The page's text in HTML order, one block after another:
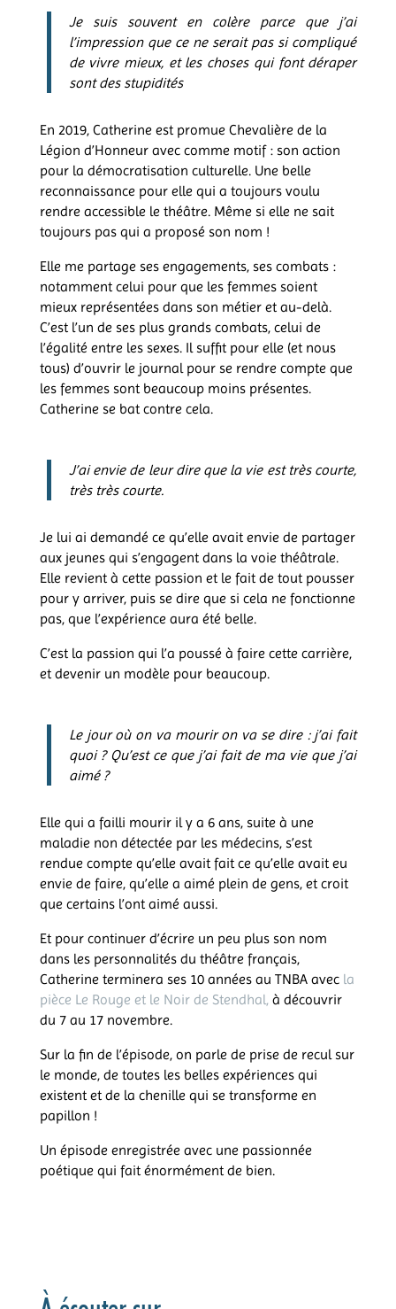
Je suis souvent en colère parce que j’ai
l’impression que ce ne serait pas si compliqué
de vivre mieux, et les choses qui font déraper
sont des stupidités
En 2019, Catherine est promue Chevalière de la
Légion d’Honneur avec comme motif : son action
pour la démocratisation culturelle. Une belle
reconnaissance pour elle qui a toujours voulu
rendre accessible le théâtre. Même si elle ne sait
toujours pas qui a proposé son nom !
Elle me partage ses engagements, ses combats :
notamment celui pour que les femmes soient
mieux représentées dans son métier et au-delà.
C’est l’un de ses plus grands combats, celui de
l’égalité entre les sexes. Il suffit pour elle (et nous
tous) d’ouvrir le journal pour se rendre compte que
les femmes sont beaucoup moins présentes.
Catherine se bat contre cela.
J’ai envie de leur dire que la vie est très courte,
très très courte.
Je lui ai demandé ce qu’elle avait envie de partager
aux jeunes qui s’engagent dans la voie théâtrale.
Elle revient à cette passion et le fait de tout pousser
pour y arriver, puis se dire que si cela ne fonctionne
pas, que l’expérience aura été belle.
C’est la passion qui l’a poussé à faire cette carrière,
et devenir un modèle pour beaucoup.
Le jour où on va mourir on va se dire : j’ai fait
quoi ? Qu’est ce que j’ai fait de ma vie que j’ai
aimé ?
Elle qui a failli mourir il y a 6 ans, suite à une
maladie non détectée par les médecins, s’est
rendue compte qu’elle avait fait ce qu’elle avait eu
envie de faire, qu’elle a aimé plein de gens, et croit
que certains l’ont aimé aussi.
Et pour continuer d’écrire un peu plus son nom
dans les personnalités du théâtre français,
Catherine terminera ses 10 années au TNBA avecla
pièce Le Rouge et le Noir de Stendhal,à découvrir
du 7 au 17 novembre.
Sur la fin de l’épisode, on parle de prise de recul sur
le monde, de toutes les belles expériences qui
existent et de la chenille qui se transforme en
papillon !
Un épisode enregistrée avec une passionnée
poétique qui fait énormément de bien.